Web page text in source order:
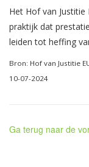
Het Hof van
praktijk dat
leiden tot heffing
Bron: Hof van Justitie
10-07-2024
Ga terug naar de